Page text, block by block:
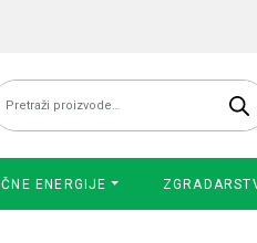
ENERGIJE